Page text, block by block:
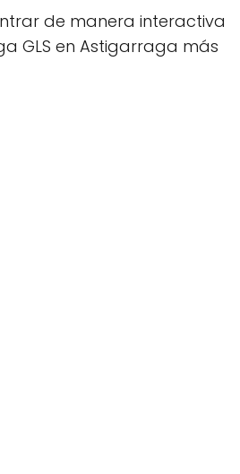
de manera interactiva
GLS en Astigarraga más